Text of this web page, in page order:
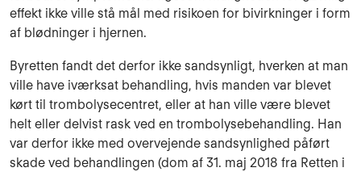
effekt ikke ville stå mål med risikoen for bivirkninger i form
af blødninger i hjernen.
Byretten fandt det derfor ikke sandsynligt, hverken at man
ville have iværksat behandling, hvis manden var blevet
kørt til trombolysecentret, eller at han ville være blevet
helt eller delvist rask ved en trombolysebehandling. Han
var derfor ikke med overvejende sandsynlighed påført
skade ved behandlingen (dom af 31. maj 2018 fra Retten i